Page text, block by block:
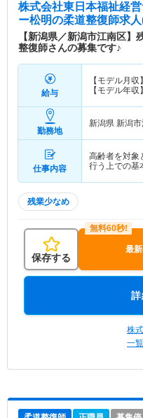
株式会社東日本福祉経
ー松明の柔道整復師求
【新潟県／新潟市江南区
整復師さんの募集です♪
給与
【モデル月収】
【モデル年収】
勤務地
新潟県 新潟
仕事内容
高齢者を対象
行う上での
残業少なめ
保存する
最
株
一覧